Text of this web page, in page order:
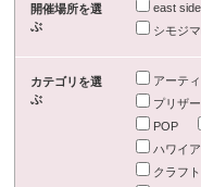
開催場所を選
ぶ
east
シモジ
カテゴリを選
ぶ
アーテ
プリザ
POP
ハワイ
クラフト